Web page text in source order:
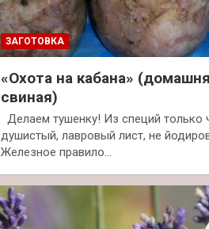
ЗАГОТОВКА
«Охота на кабана»
свиная)
Делаем тушенку! Из специй только
душистый, лавровый лист, не
Железное правило…